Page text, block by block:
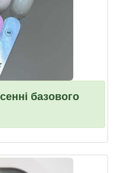
базового